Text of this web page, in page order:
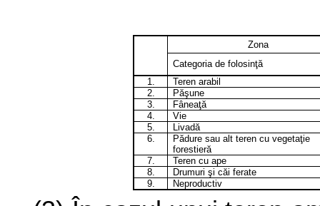
Zona
Categoria de folosinţă
1.
Teren arabil
2.
Păşune
3.
Fâneaţă
4.
Vie
5.
Livadă
6.
Pădure sau alt teren cu vegetaţie
forestieră
7.
Teren cu ape
8.
Drumuri şi căi ferate
9.
Neproductiv